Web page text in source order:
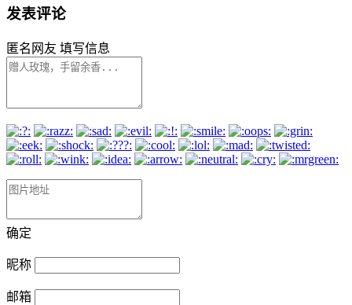
发表评论
匿名网友 填写信息
确定
昵称
邮箱